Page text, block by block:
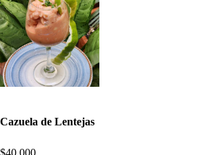
Cazuela de Lentejas